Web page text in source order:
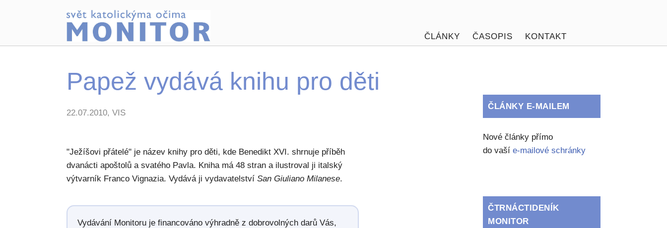
ČLÁNKY ČASOPIS KONTAKT
Papež vydává knihu pro děti
22.07.2010, VIS
"Ježíšovi přátelé" je název knihy pro děti, kde Benedikt XVI. shrnuje příběh
dvanácti apoštolů a svatého Pavla. Kniha má 48 stran a ilustroval ji italský
výtvarník Franco Vignazia. Vydává ji vydavatelstvíSan Giuliano Milanese.
Vydávání Monitoru je financováno výhradně z dobrovolných darů Vás,
ČLÁNKY E-MAILEM
Nové články přímo
do vašíe-mailové schránky
ČTRNÁCTIDENÍK
MONITOR